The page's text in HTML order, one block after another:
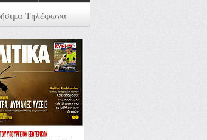
Τηλέφωνα